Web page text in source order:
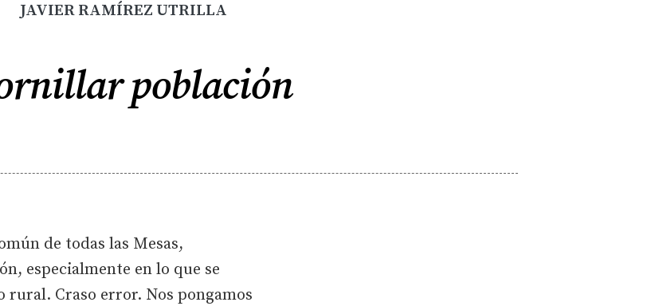
JAVIER RAMÍREZ UTRILLA
población
de todas las Mesas,
especialmente en lo que se
Craso error. Nos pongamos